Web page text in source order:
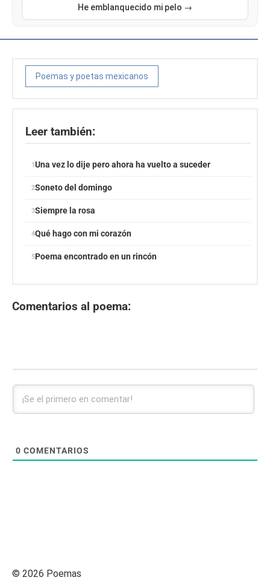
He emblanquecido mi pelo →
Poemas y poetas mexicanos
Leer también:
Una vez lo dije pero ahora ha vuelto a suceder
Soneto del domingo
Siempre la rosa
Qué hago con mi corazón
Poema encontrado en un rincón
Comentarios al poema:
0 COMENTARIOS
© 2026 Poemas